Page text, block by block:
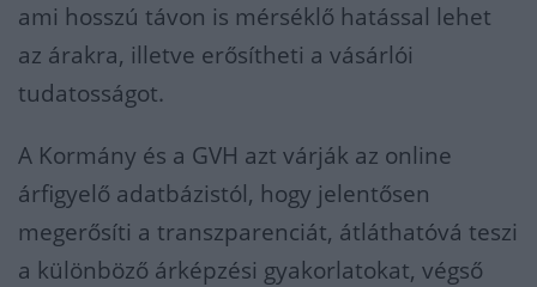
ami hosszú távon is mérséklő hatással lehet
az árakra, illetve erősítheti a vásárlói
tudatosságot.
A Kormány és a GVH azt várják az online
árfigyelő adatbázistól, hogy jelentősen
megerősíti a transzparenciát, átláthatóvá teszi
a különböző árképzési gyakorlatokat, végső